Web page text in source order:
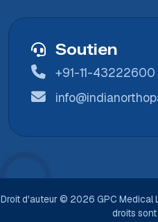
Soutien
+91-11-43222600
Droit d'auteur © 2026 GPC Medical
droits